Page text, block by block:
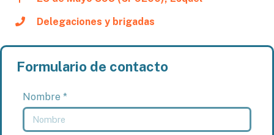
Delegaciones y brigadas
Formulario de contacto
Nombre *